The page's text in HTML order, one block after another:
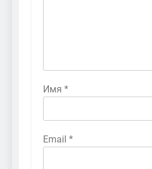
Имя *
Email *